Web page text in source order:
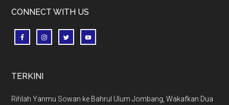
CONNECT WITH US
TERKINI
Rihlah Yanmu Sowan ke Bahrul Ulum Jombang, Wakafkan Dua